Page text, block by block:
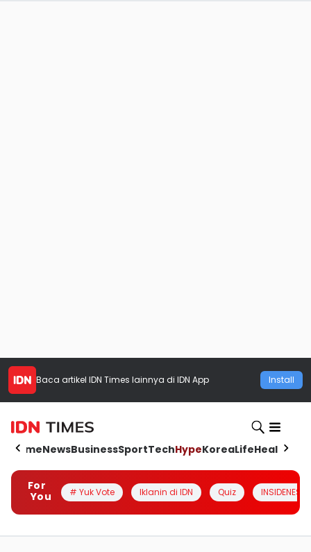
Baca artikel IDN Times lainnya di IDN App Install
HomeNewsBusinessSportTechHypeKoreaLifeHealth
For
You
# Yuk Vote Iklanin di IDN Quiz INSIDENESIA